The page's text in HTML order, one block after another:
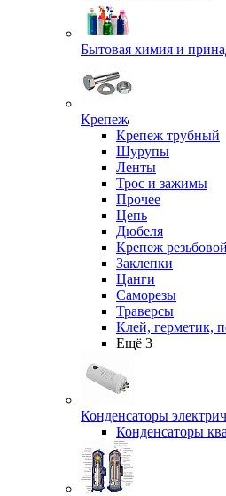
Бытовая химия и
Крепеж
Крепеж трубный
Шурупы
Ленты
Трос и зажимы
Прочее
Цепь
Дюбеля
Крепеж резьбовой
Заклепки
Цанги
Саморезы
Траверсы
Клей, герметик,
Ещё 3
Конденсаторы
Конденсаторы